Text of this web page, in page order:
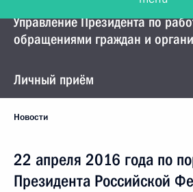
Управление Президента по
обращениями граждан и
Личный приём
Новости
22 апреля 2016 года по
Президента Российской